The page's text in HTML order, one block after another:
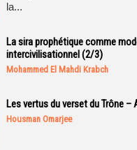
la...
La sira prophétique comme
intercivilisationnel (2/3)
Mohammed El Mahdi Krabch
Les vertus du verset du Trône –
Housman Omarjee